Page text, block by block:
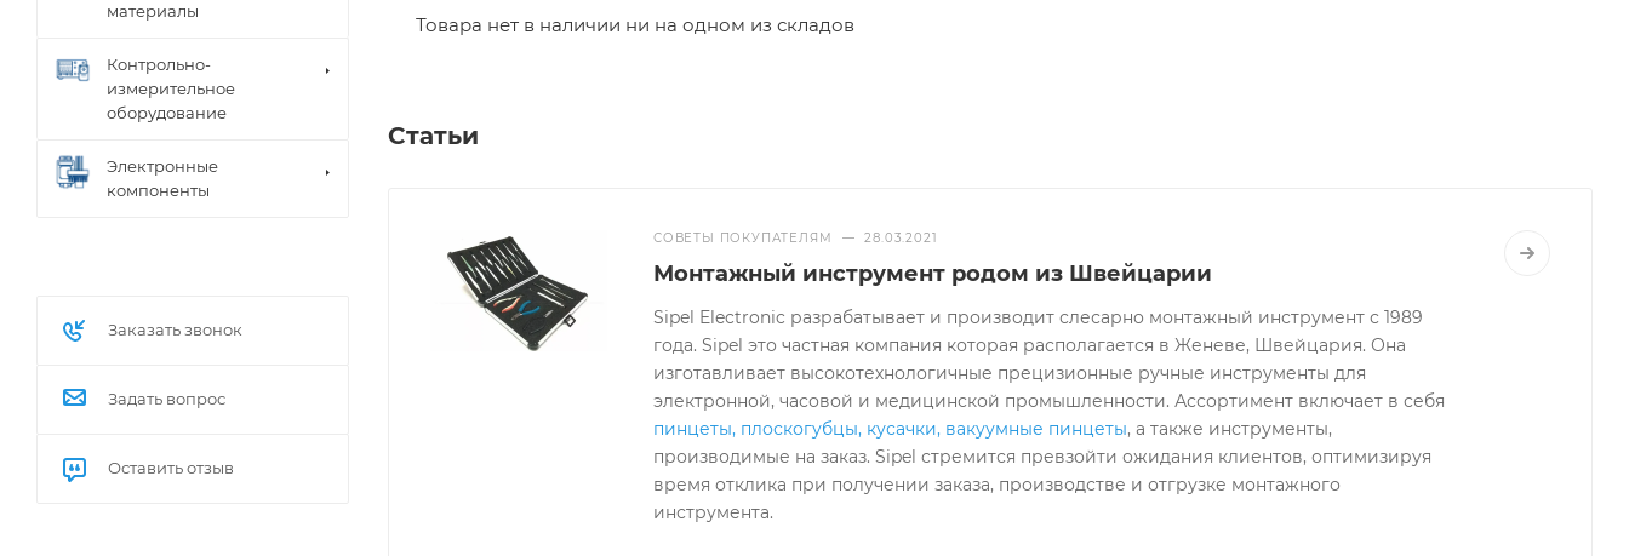
Товара нет в наличии ни на одном из складов
Статьи
СОВЕТЫ ПОКУПАТЕЛЯМ — 28.03.2021
Монтажный инструмент родом из Швейцарии
Sipel Electronic разрабатывает и производит слесарно монтажный инструмент с 1989
года. Sipel это частная компания которая располагается в Женеве, Швейцария. Она
изготавливает высокотехнологичные прецизионные ручные инструменты для
электронной, часовой и медицинской промышленности. Ассортимент включает в себя
пинцеты, плоскогубцы, кусачки, вакуумные пинцеты, а также инструменты,
производимые на заказ. Sipel стремится превзойти ожидания клиентов, оптимизируя
время отклика при получении заказа, производстве и отгрузке монтажного
инструмента.
материалы
Контрольно-
измерительное
оборудование
Электронные
компоненты
Заказать звонок
Задать вопрос
Оставить отзыв